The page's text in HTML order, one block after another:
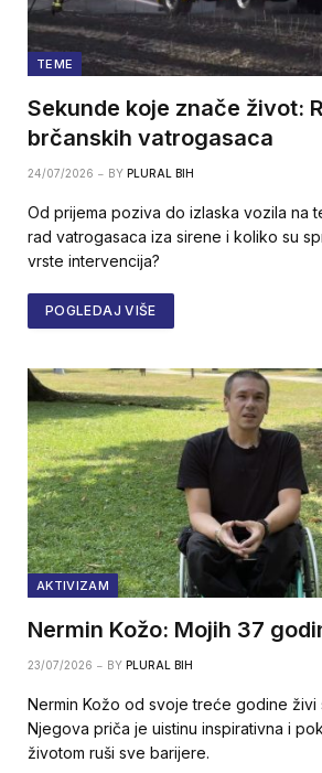
TEME
Sekunde koje znače život:
brčanskih vatrogasaca
24/07/2026 BY PLURAL BIH
Od prijema poziva do izlaska vozila na
rad vatrogasaca iza sirene i koliko su
vrste intervencija?
POGLEDAJ VIŠE
AKTIVIZAM
Nermin Kožo: Mojih 37
23/07/2026 BY PLURAL BIH
Nermin Kožo od svoje treće godine živi
Njegova priča je uistinu inspirativna i
životom ruši sve barijere.